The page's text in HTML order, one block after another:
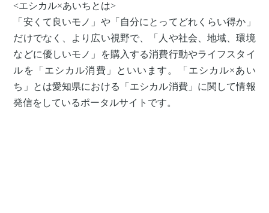
<エシカル×あいちとは>
「安くて良いモノ」や「自分にとってどれくらい得か」
だけでなく、より広い視野で、「人や社会、地域、環境
などに優しいモノ」を購入する消費行動やライフスタイ
ルを「エシカル消費」といいます。「エシカル×あい
ち」とは愛知県における「エシカル消費」に関して情報
発信をしているポータルサイトです。